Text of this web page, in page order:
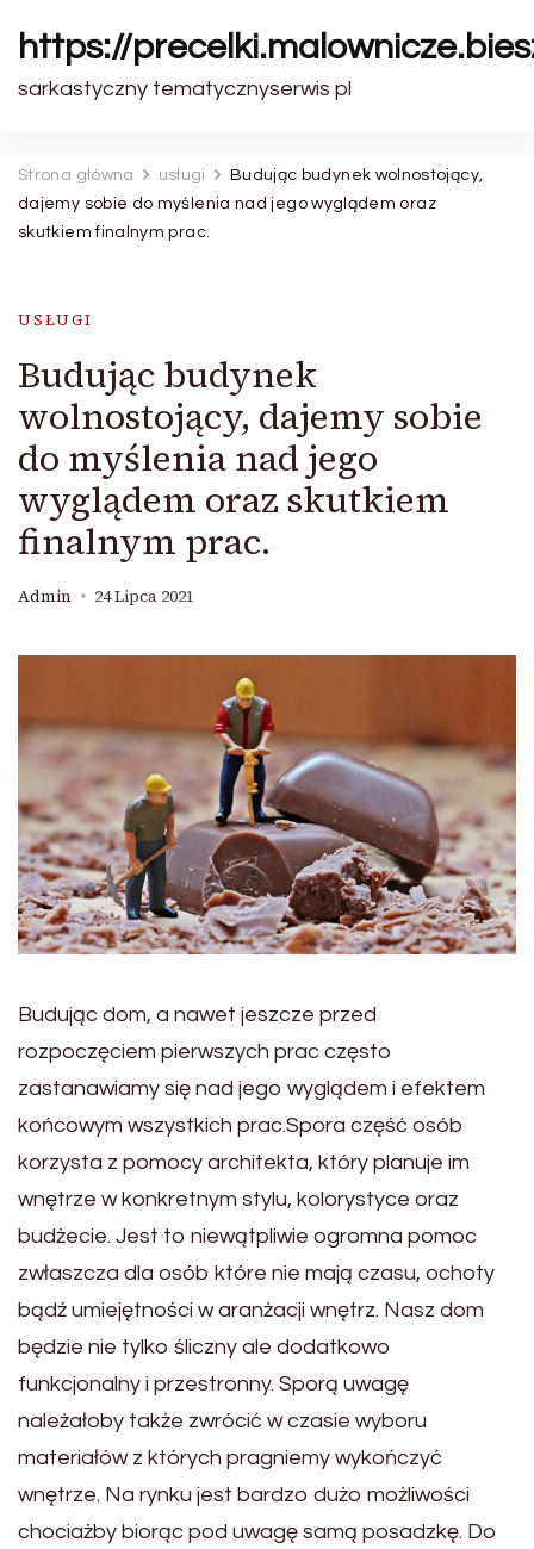
https://
sarkastyczny tematycznyserwis pl
Strona główna usługi
Budując budynek wolnostojący,
dajemy sobie do myślenia nad jego wyglądem oraz
skutkiem finalnym prac.
USŁUGI
Budując budynek
wolnostojący, dajemy sobie
do myślenia nad jego
wyglądem oraz skutkiem
finalnym prac.
Admin 24 Lipca 2021
Budując dom, a nawet jeszcze przed
rozpoczęciem pierwszych prac często
zastanawiamy się nad jego wyglądem i efektem
końcowym wszystkich prac.Spora część osób
korzysta z pomocy architekta, który planuje im
wnętrze w konkretnym stylu, kolorystyce oraz
budżecie. Jest to niewątpliwie ogromna pomoc
zwłaszcza dla osób które nie mają czasu, ochoty
bądź umiejętności w aranżacji wnętrz. Nasz dom
będzie nie tylko śliczny ale dodatkowo
funkcjonalny i przestronny. Sporą uwagę
należałoby także zwrócić w czasie wyboru
materiałów z których pragniemy wykończyć
wnętrze. Na rynku jest bardzo dużo możliwości
chociażby biorąc pod uwagę samą posadzkę. Do